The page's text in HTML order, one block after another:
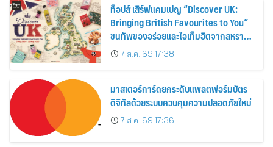
ท็อปส์ เสิร์ฟแคมเปญ “Discover UK:
Bringing British Favourites to You”
ขนทัพของอร่อยและไอเท็มฮิตจากสหราช
อาณาจักร ส่งตรงถึงมือตั้งแต่วันนี้ – 18
สิงหาคมนี้
7 ส.ค. 69 17:38
มาสเตอร์การ์ดยกระดับแพลตฟอร์มบัตร
ดิจิทัลด้วยระบบควบคุมความปลอดภัยใหม่
7 ส.ค. 69 17:36